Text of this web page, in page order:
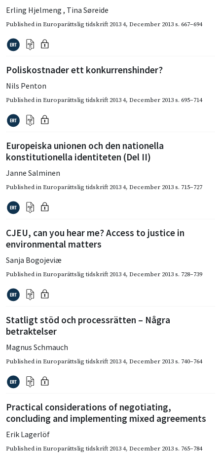
Erling Hjelmeng , Tina Søreide
Published inEuroparättslig tidskrift 2013 4, December 2013s. 667–694
Poliskostnader ett konkurrenshinder?
Nils Penton
Published inEuroparättslig tidskrift 2013 4, December 2013s. 695–714
Europeiska unionen och den nationella
konstitutionella identiteten (Del II)
Janne Salminen
Published inEuroparättslig tidskrift 2013 4, December 2013s. 715–727
CJEU, can you hear me? Access to justice in
environmental matters
Sanja Bogojeviæ
Published inEuroparättslig tidskrift 2013 4, December 2013s. 728–739
Statligt stöd och processrätten – Några
betraktelser
Magnus Schmauch
Published inEuroparättslig tidskrift 2013 4, December 2013s. 740–764
Practical considerations of negotiating,
concluding and implementing mixed agreements
Erik Lagerlöf
Published inEuroparättslig tidskrift 2013 4, December 2013s. 765–784